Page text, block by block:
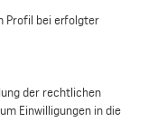
Profil bei erfolgter
der rechtlichen
Einwilligungen in die